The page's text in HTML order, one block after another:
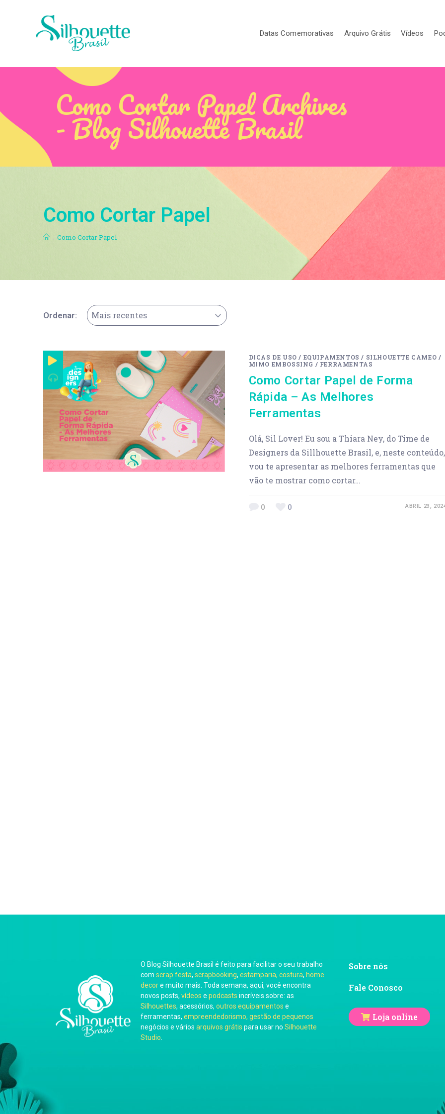
Datas Comemorativas Arquivo Grátis Vídeos
Como Cortar Papel Archives
- Blog Silhouette Brasil
Como Cortar Papel
. Como Cortar Papel
Ordenar: Mais recentes
DICAS DE USO / EQUIPAMENTOS / SILHOUETTE CAMEO /
MIMO EMBOSSING / FERRAMENTAS
Como Cortar Papel de Forma
Rápida – As Melhores
Ferramentas
Olá, Sil Lover! Eu sou a Thiara Ney, do Time de
Designers da Sillhouette Brasil, e, neste conteúdo,
vou te apresentar as melhores ferramentas que
vão te mostrar como cortar…
0 0 ABRIL 23,
O Blog Silhouette Brasil é feito para facilitar o seu trabalho
com scrap festa, scrapbooking, estamparia, costura, home
decore muito mais. Toda semana, aqui, você encontra
novos posts, vídeos e podcasts incríveis sobre: as
Silhouettes, acessórios, outros equipamentos e
ferramentas, empreendedorismo, gestão de pequenos
negócios e vários arquivos grátis para usar no Silhouette
Studio
Sobre nós
Fale Conosco
Loja online